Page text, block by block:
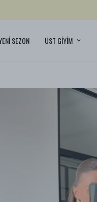
SEZON ÜST GİYİM